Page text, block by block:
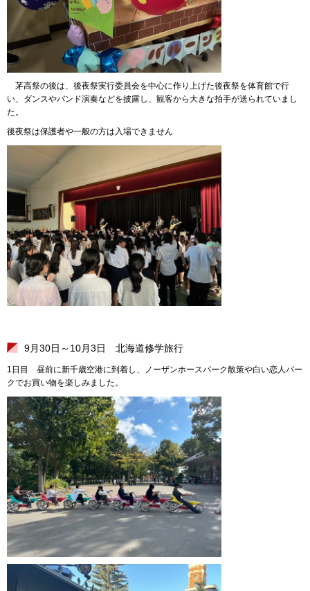
茅高祭の後は、後夜祭実行委員会を中心に作り上げた後夜祭を体育館で行
い、ダンスやバンド演奏などを披露し、観客から大きな拍手が送られていまし
た。
後夜祭は保護者や一般の方は入場できません
9月30日～10月3日 北海道修学旅行
1日目 昼前に新千歳空港に到着し、ノーザンホースパーク散策や白い恋人パー
クでお買い物を楽しみました。